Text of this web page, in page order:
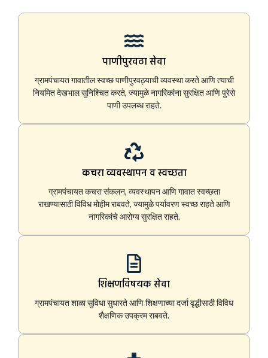
पाणीपुरवठा सेवा
ग्रामपंचायत गावातील स्वच्छ पाणीपुरवठ्याची व्यवस्था करते आणि त्याची
नियमित देखभाल सुनिश्चित करते, ज्यामुळे नागरिकांना सुरक्षित आणि पुरेसे
पाणी उपलब्ध राहते.
कचरा व्यवस्थापन व स्वच्छता
ग्रामपंचायत कचरा संकलन, व्यवस्थापन आणि गावात स्वच्छता
राखण्यासाठी विविध मोहीम राबवते, ज्यामुळे पर्यावरण स्वच्छ राहते आणि
नागरिकांचे आरोग्य सुरक्षित राहते.
शिक्षणविषयक सेवा
ग्रामपंचायत शाळा सुविधा सुधारते आणि शिक्षणाच्या दर्जा वृद्धीसाठी विविध
शैक्षणिक उपक्रम राबवते.